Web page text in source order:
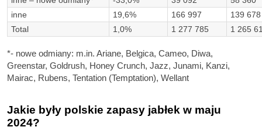
inne
19,6% 166 997
139 678
Total
1,0% 1 277 785 1 265
*- nowe odmiany: m.in. Ariane, Belgica, Cameo, Diwa,
Greenstar, Goldrush, Honey Crunch, Jazz, Junami, Kanzi,
Mairac, Rubens, Tentation (Temptation), Wellant
Jakie były polskie zapasy jabłek w maju
2024?